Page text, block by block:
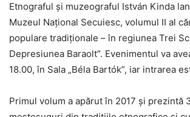
Etnograful și muzeograful István Kinda
Muzeul Național Secuiesc, volumul II al
populare tradiționale – în regiunea Trei
Depresiunea Baraolt”. Evenimentul va
18.00, în Sala „Béla Bartók”, iar intrarea
Primul volum a apărut în 2017 și prezintă